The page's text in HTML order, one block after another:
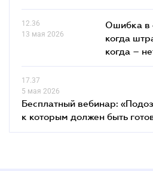
12.36
13 мая 2026
Ошибка в
когда
когда –
17.37
5 мая 2026
Бесплатный вебинар:
к которым должен быть